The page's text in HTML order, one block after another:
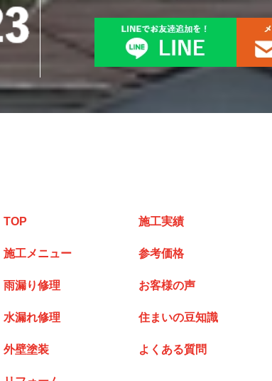
TOP
施工メニュー
雨漏り修理
水漏れ修理
外壁塗装
施工実績
参考価格
お客様の声
住まいの豆知識
よくある質問